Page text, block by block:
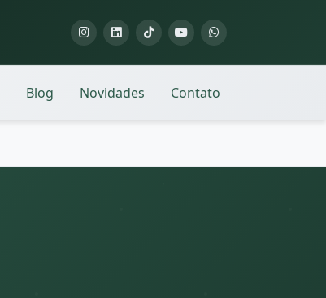
Blog Novidades Contato